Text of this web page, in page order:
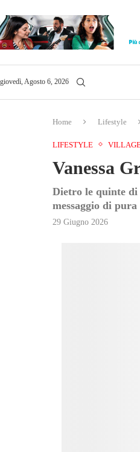
giovedì, Agosto 6, 2026
Home Lifestyle
LIFESTYLE
Vanessa
Dietro le quinte
messaggio di
29 Giugno 2026